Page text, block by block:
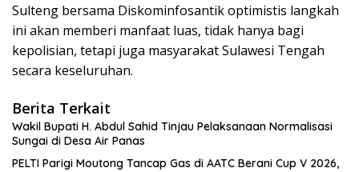
Sulteng bersama Diskominfosantik optimistis langkah
ini akan memberi manfaat luas, tidak hanya bagi
kepolisian, tetapi juga masyarakat Sulawesi Tengah
secara keseluruhan.
Berita Terkait
Wakil Bupati H. Abdul Sahid Tinjau Pelaksanaan Normalisasi
Sungai di Desa Air Panas
PELTI Parigi Moutong Tancap Gas di AATC Berani Cup V 2026,